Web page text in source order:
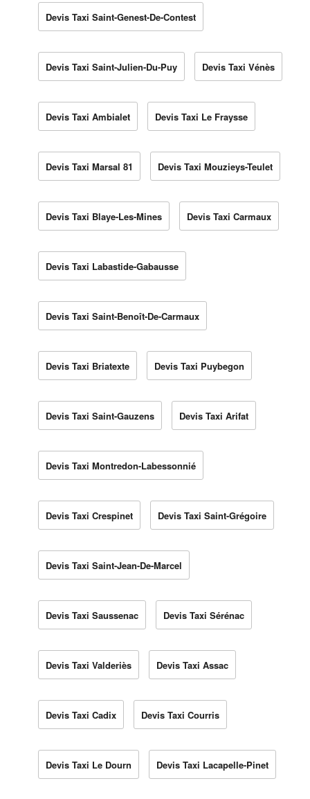
Devis Taxi Saint-Genest-De-Contest
Devis Taxi Saint-Julien-Du-Puy Devis Taxi Vénès
Devis Taxi Ambialet Devis Taxi Le Fraysse
Devis Taxi Marsal 81 Devis Taxi Mouzieys-Teulet
Devis Taxi Blaye-Les-Mines Devis Taxi Carmaux
Devis Taxi Labastide-Gabausse
Devis Taxi Saint-Benoît-De-Carmaux
Devis Taxi Briatexte Devis Taxi Puybegon
Devis Taxi Saint-Gauzens Devis Taxi Arifat
Devis Taxi Montredon-Labessonnié
Devis Taxi Crespinet Devis Taxi Saint-Grégoire
Devis Taxi Saint-Jean-De-Marcel
Devis Taxi Saussenac Devis Taxi Sérénac
Devis Taxi Valderiès Devis Taxi Assac
Devis Taxi Cadix Devis Taxi Courris
Devis Taxi Le Dourn Devis Taxi Lacapelle-Pinet